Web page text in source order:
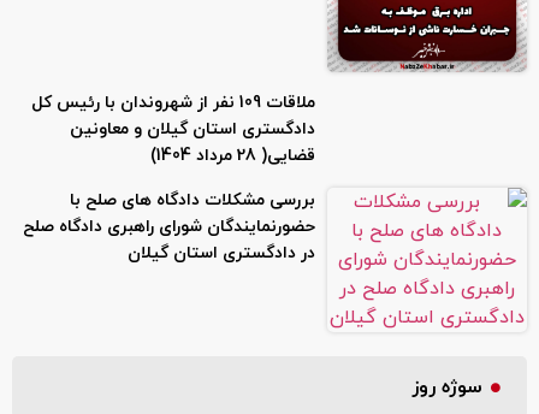
ملاقات 109 نفر از شهروندان با رئیس ‌کل
دادگستری استان گیلان و معاونین
قضایی( 28 مرداد 1404)
بررسی مشکلات دادگاه های صلح با
حضورنمایندگان شورای راهبری دادگاه صلح
در دادگستری استان گیلان
سوژه روز